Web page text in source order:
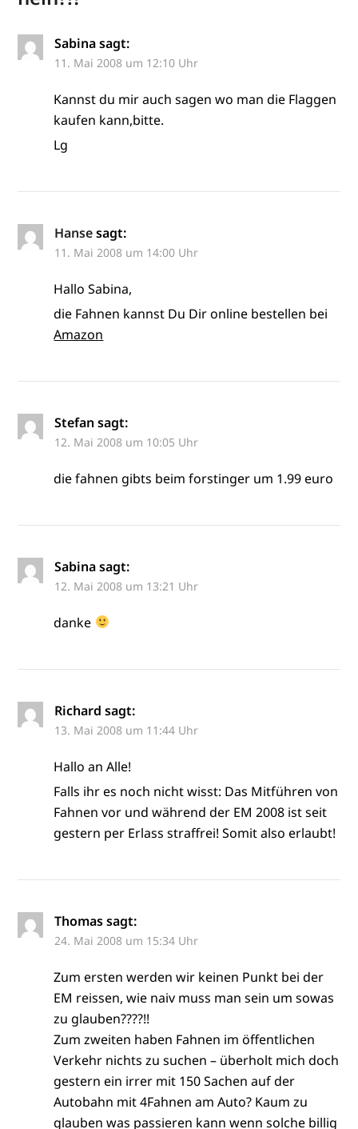
Sabina sagt:
11. Mai 2008 um 12:10 Uhr
Kannst du mir auch sagen wo man die Flaggen
kaufen kann,bitte.
Lg
Hanse sagt:
11. Mai 2008 um 14:00 Uhr
Hallo Sabina,
die Fahnen kannst Du Dir online bestellen bei
Amazon
Stefan sagt:
12. Mai 2008 um 10:05 Uhr
die fahnen gibts beim forstinger um 1.99 euro
Sabina sagt:
12. Mai 2008 um 13:21 Uhr
danke
Richard sagt:
13. Mai 2008 um 11:44 Uhr
Hallo an Alle!
Falls ihr es noch nicht wisst: Das Mitführen von
Fahnen vor und während der EM 2008 ist seit
gestern per Erlass straffrei! Somit also erlaubt!
Thomas sagt:
24. Mai 2008 um 15:34 Uhr
Zum ersten werden wir keinen Punkt bei der
EM reissen, wie naiv muss man sein um sowas
zu glauben????!!
Zum zweiten haben Fahnen im öffentlichen
Verkehr nichts zu suchen – überholt mich doch
gestern ein irrer mit 150 Sachen auf der
Autobahn mit 4Fahnen am Auto? Kaum zu
glauben was passieren kann wenn solche billig